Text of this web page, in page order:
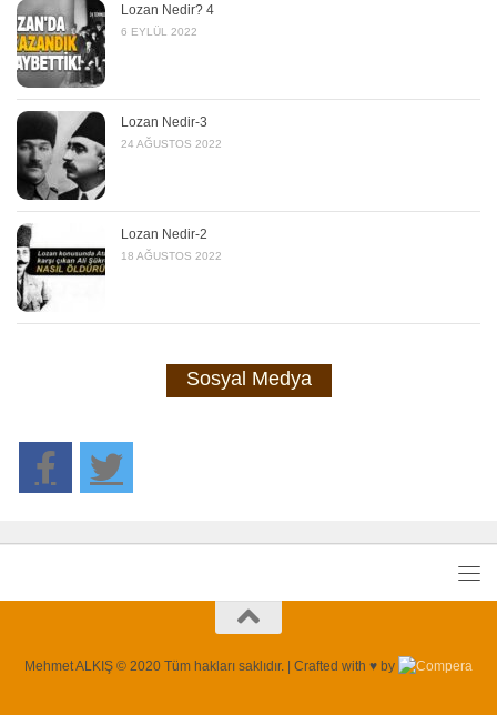
Lozan Nedir? 4
6 EYLÜL 2022
Lozan Nedir-3
24 AĞUSTOS 2022
Lozan Nedir-2
18 AĞUSTOS 2022
Sosyal Medya
Mehmet ALKIŞ © 2020 Tüm hakları saklıdır. | Crafted with ♥ by